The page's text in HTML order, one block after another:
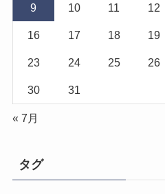
9 10 11 12
16 17 18 19
23 24 25 26
30 31
« 7月
タグ